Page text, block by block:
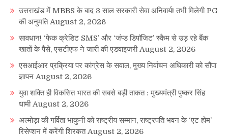
उत्तराखंड में MBBS के बाद 3 साल सरकारी सेवा अनिवार्य! तभी मिलेगी PG
की अनुमति August 2, 2026
सावधान! ‘फेक क्रेडिट SMS’ और ‘जंप्ड डिपॉजिट’ स्कैम से उड़ रहे बैंक
खातों के पैसे, एसटीएफ ने जारी की एडवाइजरी August 2, 2026
एसआईआर प्रक्रिया पर कांग्रेस के सवाल, मुख्य निर्वाचन अधिकारी को सौंपा
ज्ञापन August 2, 2026
युवा शक्ति ही विकसित भारत की सबसे बड़ी ताकत : मुख्यमंत्री पुष्कर सिंह
धामी August 2, 2026
अल्मोड़ा की गर्विता भाकुनी को राष्ट्रीय सम्मान, राष्ट्रपति भवन के ‘एट होम’
रिसेप्शन में करेंगी शिरकत August 2, 2026